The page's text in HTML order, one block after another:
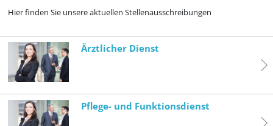
Hier finden Sie unsere aktuellen Stellenausschreibungen
Ärztlicher Dienst
Pflege- und Funktionsdienst